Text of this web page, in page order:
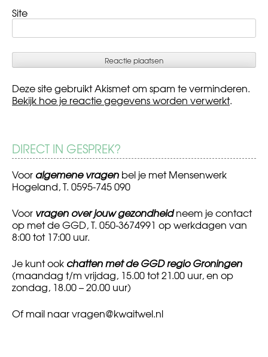
Site
Deze site gebruikt Akismet om spam te verminderen.
Bekijk hoe je reactie gegevens worden verwerkt.
DIRECT IN GESPREK?
Voor algemene vragen bel je met Mensenwerk
Hogeland, T. 0595-745 090
Voor vragen over jouw gezondheidneem je contact
op met de GGD, T. 050-3674991 op werkdagen van
8:00 tot 17:00 uur.
Je kunt ook chatten met de GGD regio Groningen
(maandag t/m vrijdag, 15.00 tot 21.00 uur, en op
zondag, 18.00 – 20.00 uur)
Of mail naarvragen@kwaitwel.nl